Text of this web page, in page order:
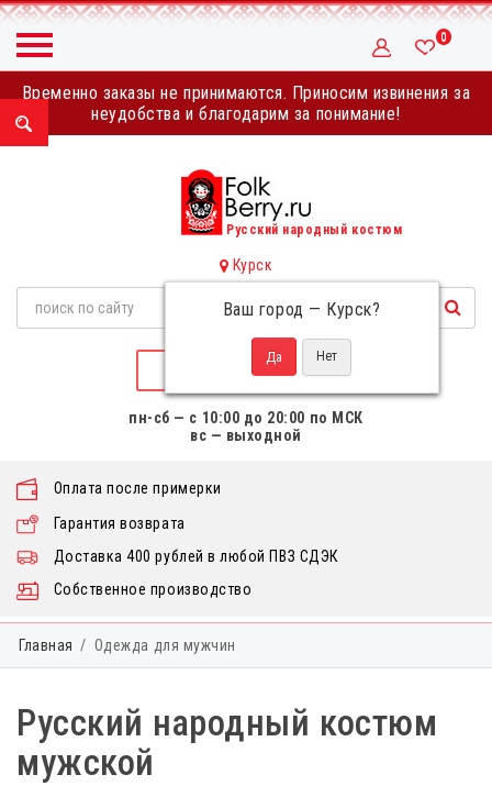
Временно заказы не принимаются. Приносим извинения за
неудобства и благодарим за понимание!
0
Русский народный костюм
Курск
Ваш город — Курск?
НАПИСАТЬ НАМ
пн-сб — с 10:00 до 20:00 по МСК
вс — выходной
Собственное производство
Оплата после примерки
Гарантия возврата
Доставка 400 рублей в любой ПВЗ СДЭК
Главная Одежда для мужчин
Русский народный костюм
мужской